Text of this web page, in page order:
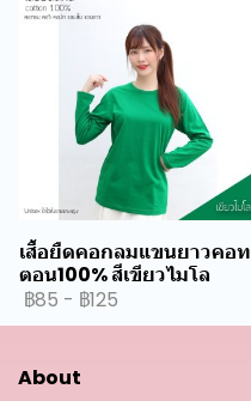
เสื้อยืดคอกลมแขนยาวคอท
ตอน100% สีเขียวไมโล
฿85 - ฿125
About